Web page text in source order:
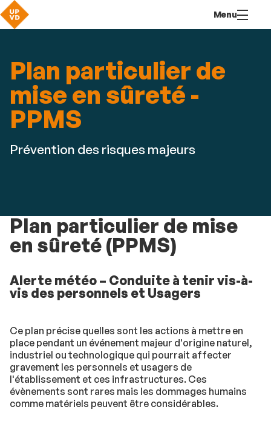
contenu
Menu
Plan particulier de
mise en sûreté -
PPMS
Prévention des risques majeurs
Plan particulier de mise
en sûreté (PPMS)
Alerte météo – Conduite à tenir vis-à-
vis des personnels et Usagers
Ce plan précise quelles sont les actions à mettre en
place pendant un événement majeur d'origine naturel,
industriel ou technologique qui pourrait affecter
gravement les personnels et usagers de
l'établissement et ces infrastructures. Ces
évènements sont rares mais les dommages humains
comme matériels peuvent être considérables.